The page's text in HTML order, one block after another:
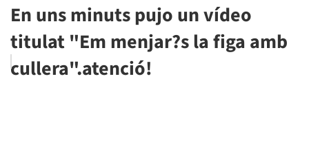
En uns minuts pujo un vídeo
titulat "Em menjar?s la figa amb
cullera".atenció!